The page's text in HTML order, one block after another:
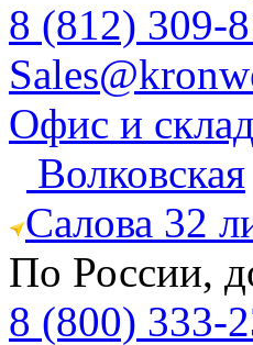
8 (812) 309-
Офис и склад
Волковская
Салова 32
По России,
8 (800) 333-